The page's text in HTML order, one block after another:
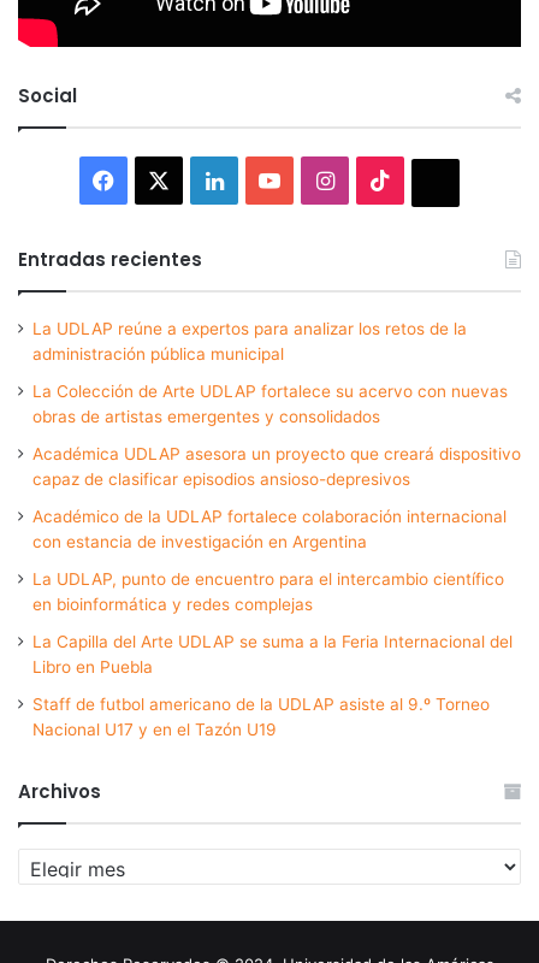
Social
Facebook LinkedInYouTubeInstagram
Entradas recientes
La UDLAP reúne a expertos para analizar los retos de la
administración pública municipal
La Colección de Arte UDLAP fortalece su acervo con nuevas
obras de artistas emergentes y consolidados
Académica UDLAP asesora un proyecto que creará dispositivo
capaz de clasificar episodios ansioso-depresivos
Académico de la UDLAP fortalece colaboración internacional
con estancia de investigación en Argentina
La UDLAP, punto de encuentro para el intercambio científico
en bioinformática y redes complejas
La Capilla del Arte UDLAP se suma a la Feria Internacional del
Libro en Puebla
Staff de futbol americano de la UDLAP asiste al 9.º Torneo
Nacional U17 y en el Tazón U19
Archivos
Archivos